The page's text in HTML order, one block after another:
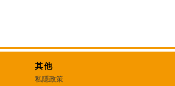
其他
私隱政策